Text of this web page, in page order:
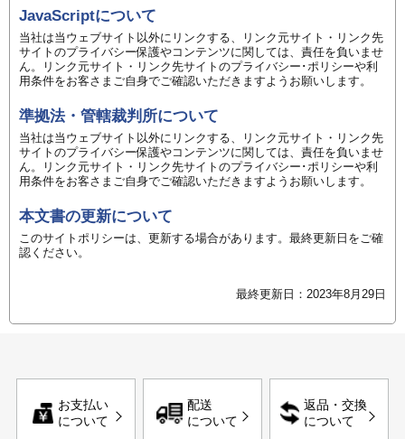
JavaScriptについて
当社は当ウェブサイト以外にリンクする、リンク元サイト・リンク先
サイトのプライバシー保護やコンテンツに関しては、責任を負いませ
ん。リンク元サイト・リンク先サイトのプライバシー･ポリシーや利
用条件をお客さまご自身でご確認いただきますようお願いします。
準拠法・管轄裁判所について
当社は当ウェブサイト以外にリンクする、リンク元サイト・リンク先
サイトのプライバシー保護やコンテンツに関しては、責任を負いませ
ん。リンク元サイト・リンク先サイトのプライバシー･ポリシーや利
用条件をお客さまご自身でご確認いただきますようお願いします。
本文書の更新について
このサイトポリシーは、更新する場合があります。最終更新日をご確
認ください。
最終更新日：2023年8月29日
お支払い
について
配送
について
返品・交換
について